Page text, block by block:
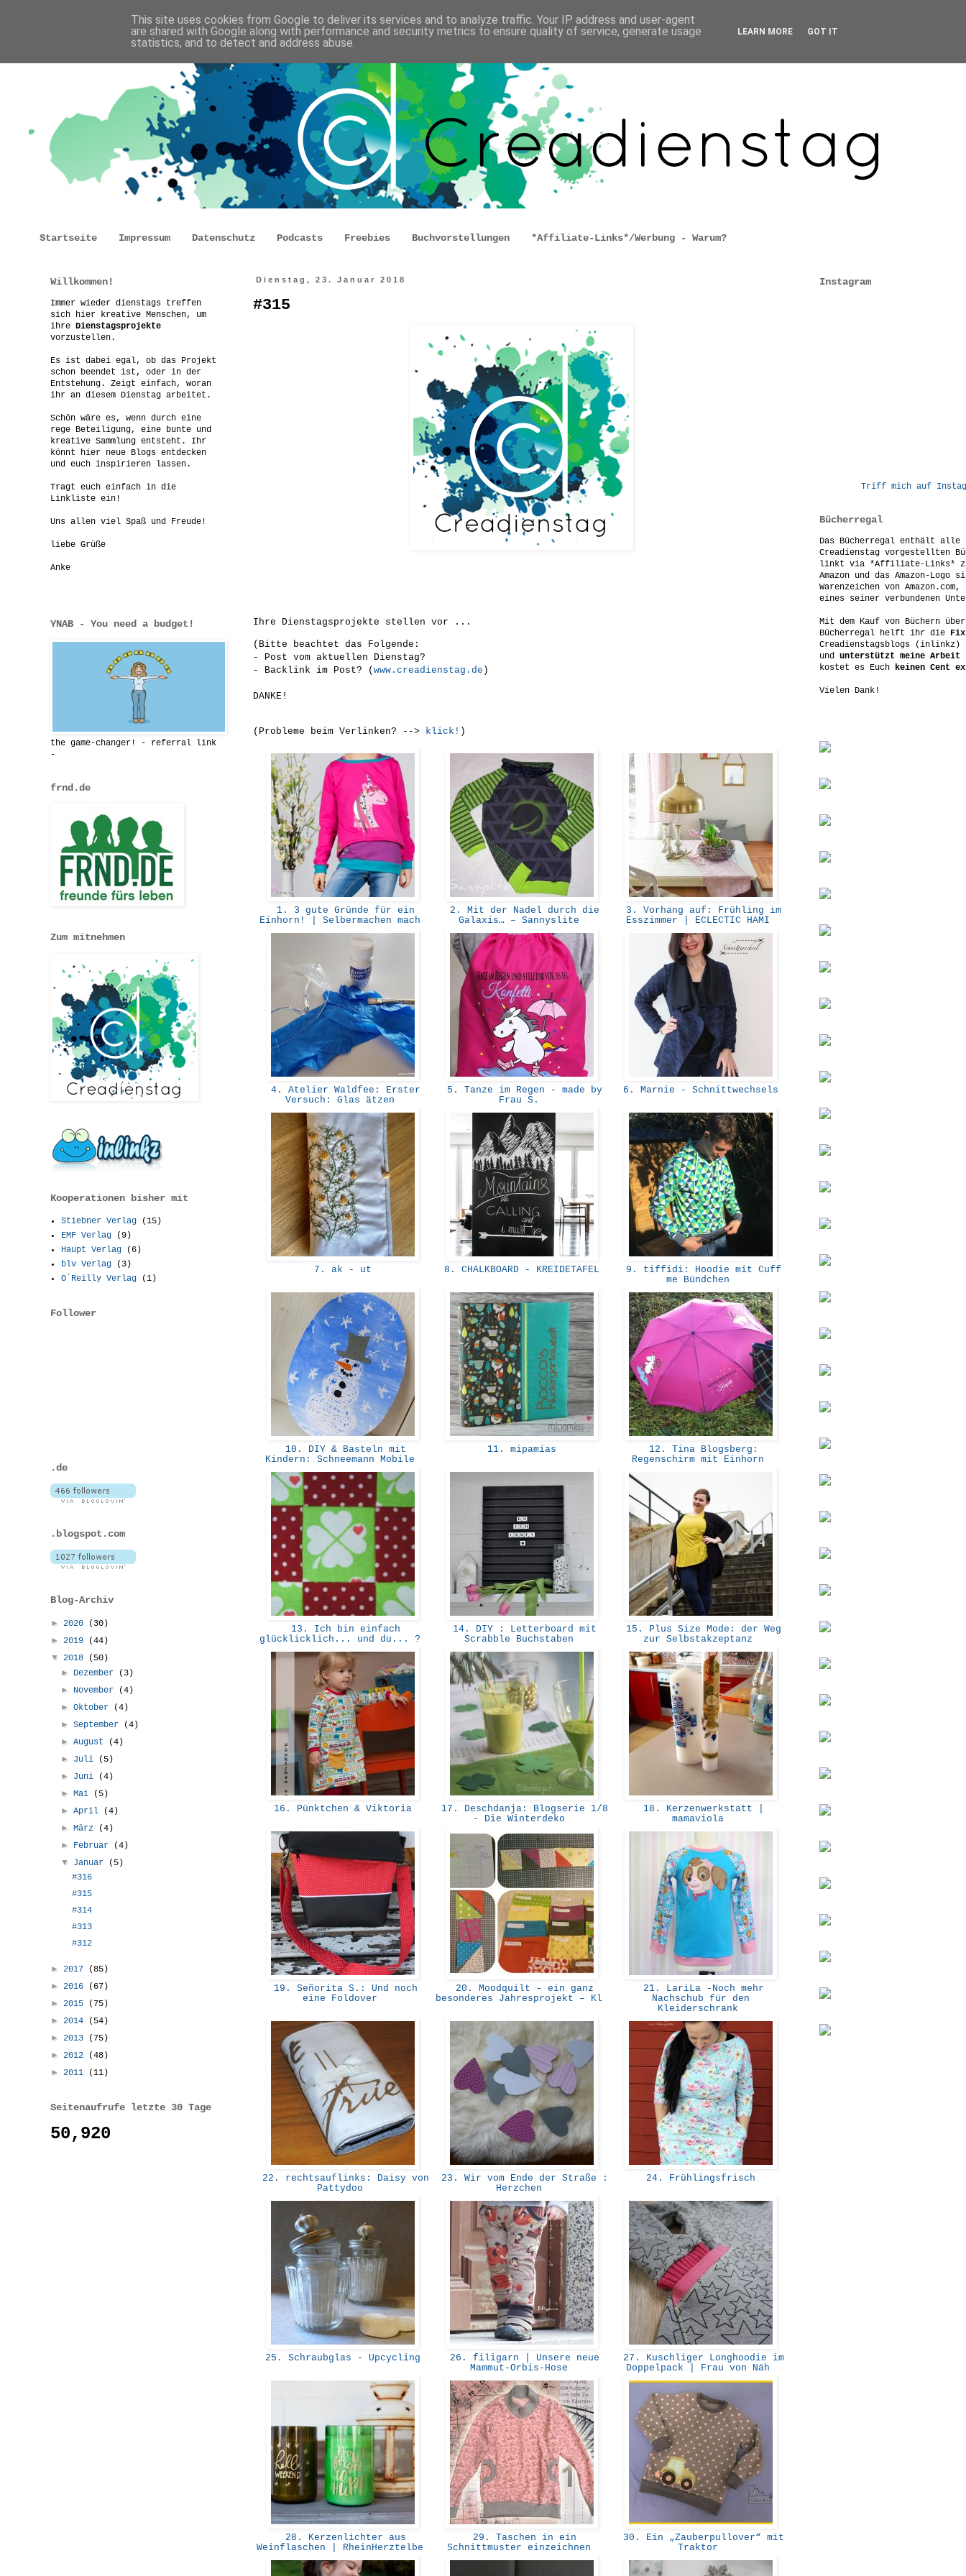
Startseite Impressum Datenschutz Podcasts Freebies Buchvorstellungen *Affiliate-Links*/Werbung - Warum?
Dienstag, 23. Januar 2018
#315
Ihre Dienstagsprojekte stellen vor ...
(Bitte beachtet das Folgende:
- Post vom aktuellen Dienstag?
- Backlink im Post? ( www.creadienstag.de )
DANKE!
(Probleme beim Verlinken? --> klick! )
1. 3 gute Gründe für ein
Einhorn! | Selbermachen mach
2. Mit der Nadel durch die
Galaxis… – Sannyslite
3. Vorhang auf: Frühling im
Esszimmer | ECLECTIC HAMI
4. Atelier Waldfee: Erster
Versuch: Glas ätzen
5. Tanze im Regen - made by
Frau S.
6. Marnie - Schnittwechsels
7. ak - ut 8. CHALKBOARD - KREIDETAFEL
9. tiffidi: Hoodie mit Cuff
me Bündchen
10. DIY & Basteln mit
Kindern: Schneemann Mobile
11. mipamias
12. Tina Blogsberg:
Regenschirm mit Einhorn
13. Ich bin einfach
glücklicklich... und du... ?
14. DIY : Letterboard mit
Scrabble Buchstaben
15. Plus Size Mode: der Weg
zur Selbstakzeptanz
16. Pünktchen & Viktoria
17. Deschdanja: Blogserie 1/8
- Die Winterdeko
18. Kerzenwerkstatt |
mamaviola
19. Señorita S.: Und noch
eine Foldover
20. Moodquilt – ein ganz
besonderes Jahresprojekt – Kl
21. LariLa -Noch mehr
Nachschub für den
Kleiderschrank
22. rechtsauflinks: Daisy von
Pattydoo
23. Wir vom Ende der Straße :
Herzchen
24. Frühlingsfrisch
25. Schraubglas - Upcycling
26. filigarn | Unsere neue
Mammut-Orbis-Hose
27. Kuschliger Longhoodie im
Doppelpack | Frau von Näh
28. Kerzenlichter aus
Weinflaschen | RheinHerztelbe
29. Taschen in ein
Schnittmuster einzeichnen
30. Ein „Zauberpullover“ mit
Traktor
Willkommen!
Immer wieder dienstags treffen
sich hier kreative Menschen, um
ihre Dienstagsprojekte
vorzustellen.
Es ist dabei egal, ob das Projekt
schon beendet ist, oder in der
Entstehung. Zeigt einfach, woran
ihr an diesem Dienstag arbeitet.
Schön wäre es, wenn durch eine
rege Beteiligung, eine bunte und
kreative Sammlung entsteht. Ihr
könnt hier neue Blogs entdecken
und euch inspirieren lassen.
Tragt euch einfach in die
Linkliste ein!
Uns allen viel Spaß und Freude!
liebe Grüße
Anke
YNAB - You need a budget!
the game-changer! - referral link
-
frnd.de
Zum mitnehmen
Kooperationen bisher mit
Stiebner Verlag
(15)
EMF Verlag
(9)
Haupt Verlag
(6)
blv Verlag
(3)
O´Reilly Verlag
(1)
Follower
.de
.blogspot.com
Blog-Archiv
► 2020
(30)
► 2019
(44)
▼ 2018
(50)
► Dezember
(3)
► November
(4)
►Oktober
(4)
►September
(4)
►August
(4)
► Juli
(5)
► Juni
(4)
►Mai
(5)
►April
(4)
►März
(4)
► Februar
(4)
▼ Januar
(5)
#316
#315
#314
#313
#312
► 2017
(85)
► 2016
(67)
► 2015
(75)
► 2014
(54)
► 2013
(75)
► 2012
(48)
► 2011 (11)
Seitenaufrufe letzte 30 Tage
50,920
Instagram
Triff mich auf
Bücherregal
Das Bücherregal enthält alle
Creadienstag vorgestellten
linkt via *Affiliate-Links* zu
Amazon und das Amazon-Logo
Warenzeichen von
eines seiner verbundenen
Mit dem Kauf von Büchern
Bücherregal helft ihr die
Creadienstagsblogs (inlinkz)
und unterstützt meine Arbeit
kostet es Euch keinen Cent
Vielen Dank!
This site uses cookies from Google to deliver its services and to analyze traffic. Your IP address and user-agent
are shared with Google along with performance and security metrics to ensure quality of service, generate usage
statistics, and to detect and address abuse.
LEARN MORE GOT IT